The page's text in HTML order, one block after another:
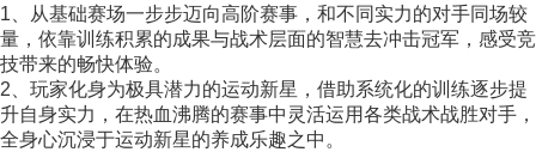
1、从基础赛场一步步迈向高阶赛事，和不同实力的对手同场较
量，依靠训练积累的成果与战术层面的智慧去冲击冠军，感受竞
技带来的畅快体验。
2、玩家化身为极具潜力的运动新星，借助系统化的训练逐步提
升自身实力，在热血沸腾的赛事中灵活运用各类战术战胜对手，
全身心沉浸于运动新星的养成乐趣之中。